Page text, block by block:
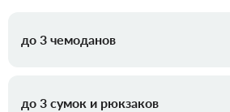
до 3 чемоданов
до 3 сумок и рюкзаков